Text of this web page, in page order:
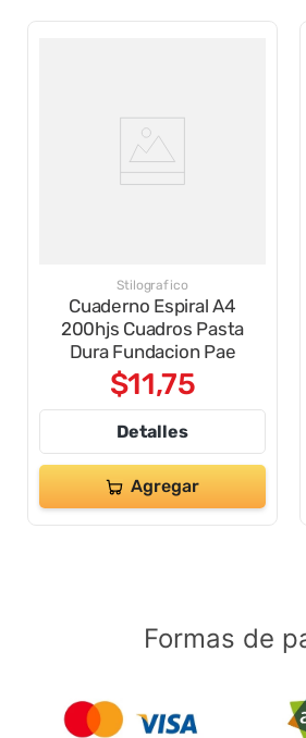
Stilografico
Cuaderno Espiral A4
200hjs Cuadros Pasta
Dura Fundacion Pae
$11,75
Detalles
Agregar
Formas de